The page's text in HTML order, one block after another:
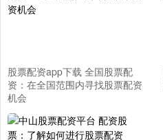
股票配资app下载 全国股票配
资：在全国范围内寻找股票配资
机会